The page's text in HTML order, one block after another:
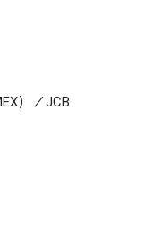
）／JCB